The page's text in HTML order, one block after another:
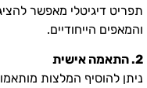
תפריט דיגיטלי מאפשר
והמאפים הייחודיים.
2. התאמה אישית
ניתן להוסיף המלצות